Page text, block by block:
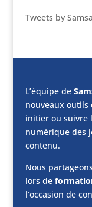
Tweets by
L’équipe de
nouveaux outils
initier ou suivre
numérique des
contenu.
Nous
lors de
l’occasion de